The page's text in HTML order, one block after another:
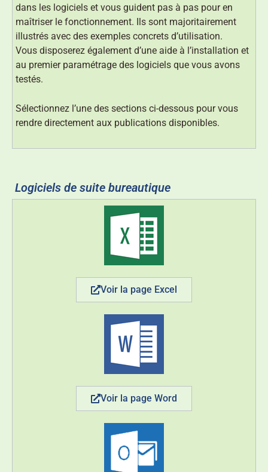
dans les logiciels et vous guident pas à pas pour en
maîtriser le fonctionnement. Ils sont majoritairement
illustrés avec des exemples concrets d’utilisation.
Vous disposerez également d’une aide à l’installation et
au premier paramétrage des logiciels que vous avons
testés.
Sélectionnez l’une des sections ci-dessous pour vous
rendre directement aux publications disponibles.
Logiciels de suite bureautique
Voir la page Excel
Voir la page Word